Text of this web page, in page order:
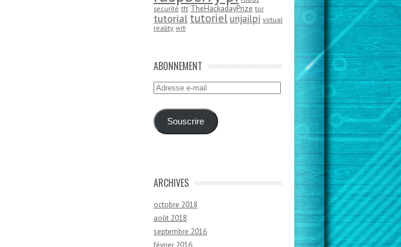
securité tft TheHackadayPrize tor
tutorial tutorielunjailpi virtual
reality wifi
ABONNEMENT
Adresse
mail
Souscrire
ARCHIVES
octobre 2018
août 2018
septembre 2016
février 2016